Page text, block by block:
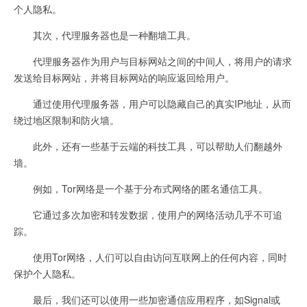
个人隐私。
其次，代理服务器也是一种翻墙工具。
代理服务器作为用户与目标网站之间的中间人，将用户的请求
发送给目标网站，并将目标网站的响应返回给用户。
通过使用代理服务器，用户可以隐藏自己的真实IP地址，从而
绕过地区限制和防火墙。
此外，还有一些基于云端的科技工具，可以帮助人们翻越外
墙。
例如，Tor网络是一个基于分布式网络的匿名通信工具。
它通过多次加密和转发数据，使用户的网络活动几乎不可追
踪。
使用Tor网络，人们可以自由访问互联网上的任何内容，同时
保护个人隐私。
最后，我们还可以使用一些加密通信应用程序，如Signal或